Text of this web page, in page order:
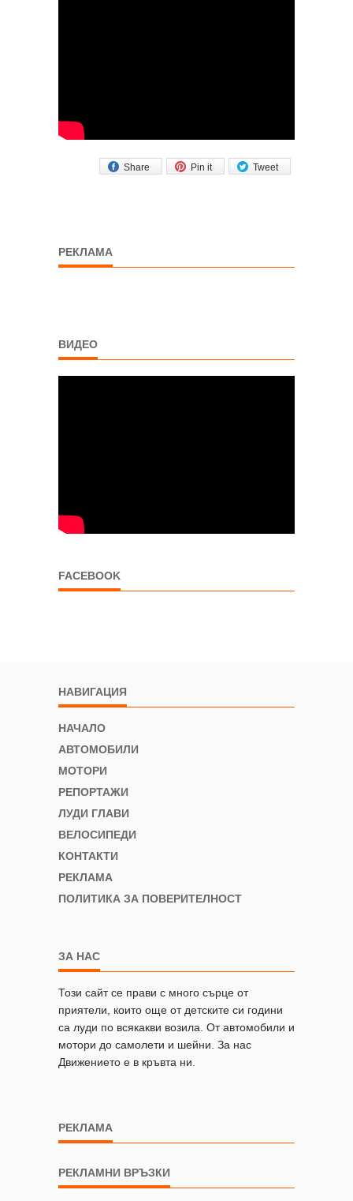
Tweet
Pin it
Share
РЕКЛАМА
ВИДЕО
FACEBOOK
НАВИГАЦИЯ
НАЧАЛО
АВТОМОБИЛИ
МОТОРИ
РЕПОРТАЖИ
ЛУДИ ГЛАВИ
ВЕЛОСИПЕДИ
КОНТАКТИ
РЕКЛАМА
ПОЛИТИКА ЗА ПОВЕРИТЕЛНОСТ
ЗА НАС
Този сайт се прави с много сърце от
приятели, които още от детските си години
са луди по всякакви возила. От автомобили и
мотори до самолети и шейни. За нас
Движението е в кръвта ни.
РЕКЛАМА
РЕКЛАМНИ ВРЪЗКИ